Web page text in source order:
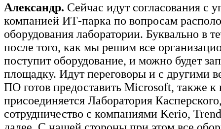
Александр. Сейчас идут согласования с
компанией ИТ-парка по вопросам
оборудования лаборатории. Буквально в
после того, как мы решим все
поступит оборудование, и можно будет
площадку. Идут переговоры и с другими
ПО готов предоставить Miсrosoft, также к
присоединяется Лаборатория
сотрудничество с компаниями Kerio,